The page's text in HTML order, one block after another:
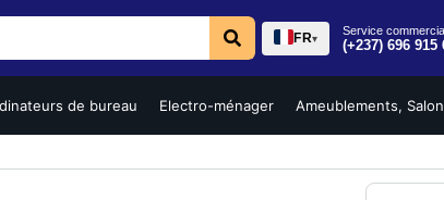
FR▾
Service
(+237) 696 915
de bureau Electro-ménager Ameublements,